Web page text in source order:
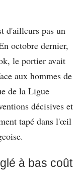
d'ailleurs pas un
octobre dernier,
le portier avait
aux hommes de
de la Ligue
décisives et
tapé dans l'œil
à bas coût